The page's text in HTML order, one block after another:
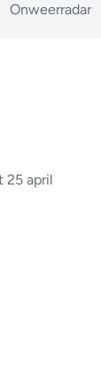
Onweerradar
25 april